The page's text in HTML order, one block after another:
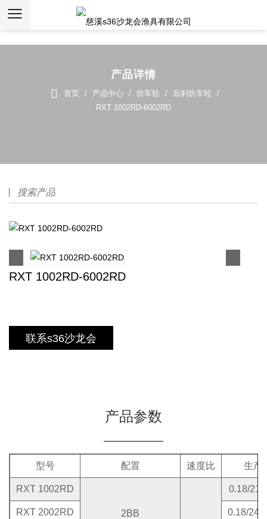
s36沙龙会
产品详情
首页 / 产品中心 / 纺车轮 / 后刹纺车轮
/
RXT 1002RD-6002RD
RXT 1002RD-6002RD
联系s36沙龙会
产品参数
型号 配置 速度比 生产
RXT 1002RD
2BB
0.18/
RXT 2002RD 0.18/